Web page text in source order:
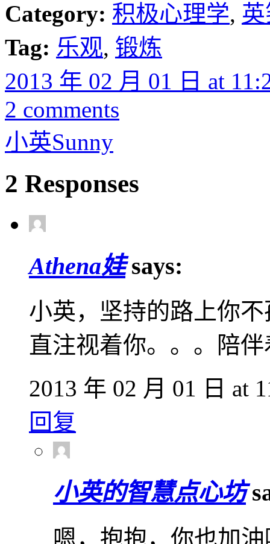
Category: 积极心理学,
Tag: 乐观, 锻炼
2013 年 02 月 01 日 at
2 comments
小英Sunny
2 Responses
Athena娃 says:
小英，坚持的路上你
直注视着你。。。陪
2013 年 02 月 01 日 at
回复
小英的智慧点心坊
嗯，抱抱，你也加